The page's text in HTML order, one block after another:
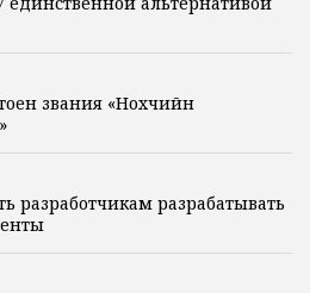
звания «Нохчийн
разработчикам разрабатывать